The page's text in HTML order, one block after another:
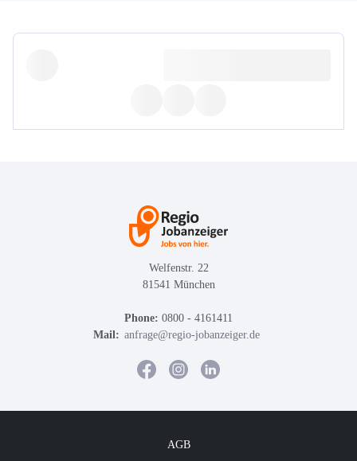
Welfenstr. 22
81541 München
Phone: 0800 - 4161411
Mail: anfrage@regio-jobanzeiger.de
AGB